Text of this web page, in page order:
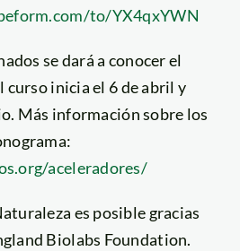
to/YX4qxYWN
se dará a conocer el
curso inicia el 6 de abril y
Más información sobre los
aceleradores/
es posible gracias
Biolabs Foundation.